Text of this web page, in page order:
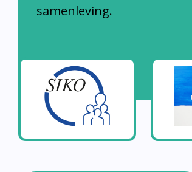
samenleving.